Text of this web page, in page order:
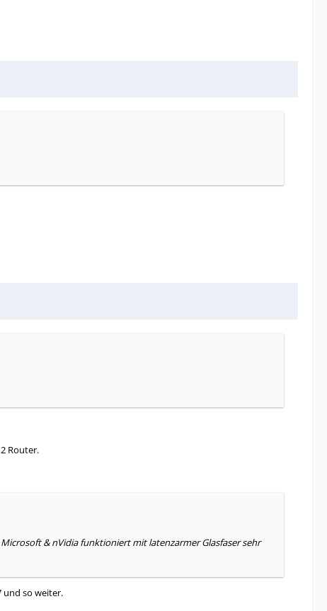
Router.
& nVidia funktioniert mit latenzarmer Glasfaser sehr
und so weiter.